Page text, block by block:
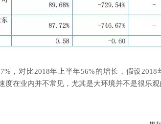
，对比2018年上半年56%的增长，假设2018
在业内并不常见，尤其是大环境并不是很乐观